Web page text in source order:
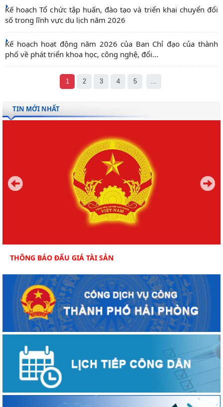
Kế hoạch Tổ chức tập huấn, đào tạo và triển khai chuyển đổi
số trong lĩnh vực du lịch năm 2026
Kế hoạch hoạt động năm 2026 của Ban Chỉ đạo của thành
phố về phát triển khoa học, công nghệ, đổi...
1 2 3 4 5
TIN MỚI NHẤT
THÔNG BÁO ĐẤU GIÁ TÀI SẢN